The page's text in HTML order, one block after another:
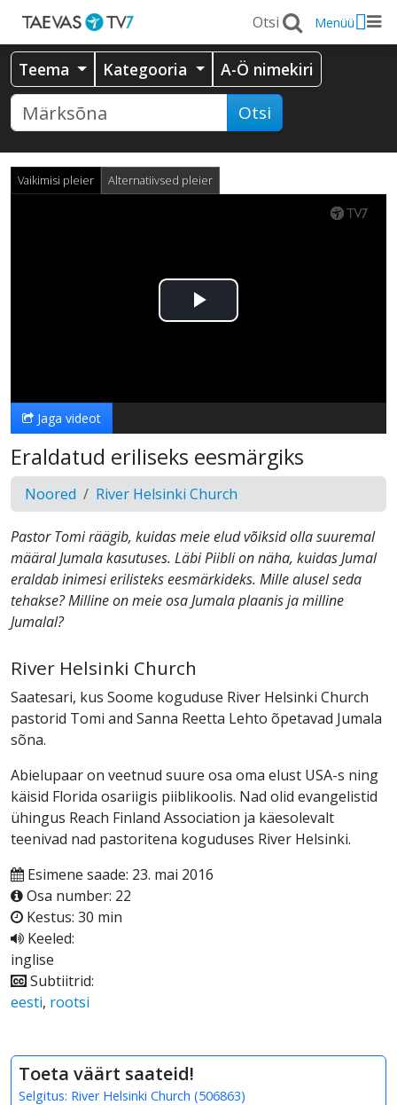
Menüü
Teema Kategooria A-Ö nimekiri
Otsi
Vaikimisi pleier Alternatiivsed pleier
Esita
Jaga videot
Eraldatud eriliseks eesmärgiks
Noored River Helsinki Church
Pastor Tomi räägib, kuidas meie elud võiksid olla suuremal
määral Jumala kasutuses. Läbi Piibli on näha, kuidas Jumal
eraldab inimesi erilisteks eesmärkideks. Mille alusel seda
tehakse? Milline on meie osa Jumala plaanis ja milline
Jumalal?
River Helsinki Church
Saatesari, kus Soome koguduse River Helsinki Church
pastorid Tomi and Sanna Reetta Lehto õpetavad Jumala
sõna.
Abielupaar on veetnud suure osa oma elust USA-s ning
käisid Florida osariigis piiblikoolis. Nad olid evangelistid
ühingus Reach Finland Association ja käesolevalt
teenivad nad pastoritena koguduses River Helsinki.
Esimene saade: 23. mai 2016
Osa number: 22
Kestus: 30 min
Keeled:
inglise
Subtiitrid:
eesti, rootsi
Toeta väärt saateid!
Selgitus: River Helsinki Church (506863)